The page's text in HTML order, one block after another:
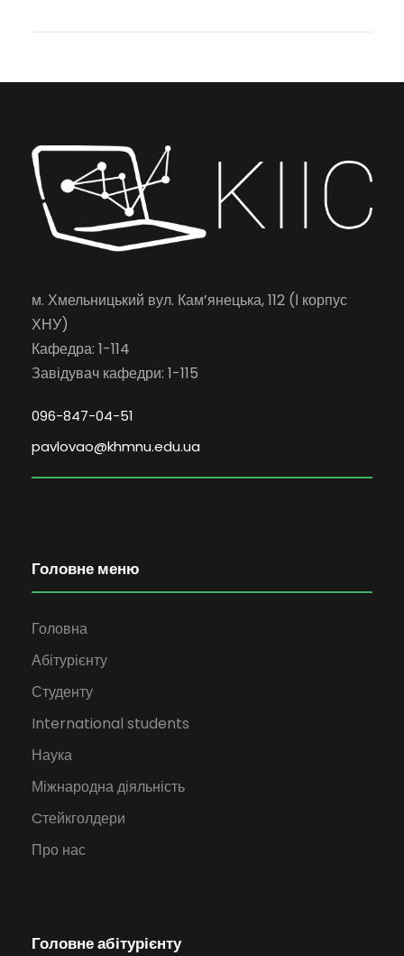
м. Хмельницький вул. Кам’янецька, 112 (І корпус
ХНУ)
Кафедра: 1-114
Завідувач кафедри: 1-115
096-847-04-51
pavlovao@khmnu.edu.ua
Головне меню
Головна
Абітурієнту
Студенту
International students
Наука
Міжнародна діяльність
Cтейкголдери
Про нас
Головне абітурієнту